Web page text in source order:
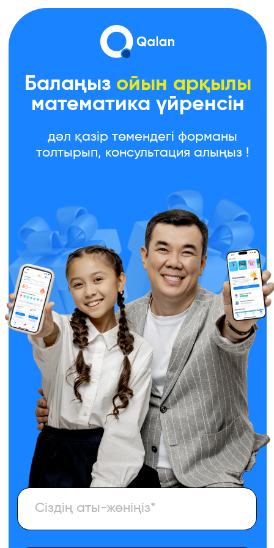
ойын арқылы
математика үйренсін
КОНСУЛЬТАЦИЯ АЛАМЫН
Сыйлыққа 1 ай
🎁
дәл қазір төмендегі форманы
толтырып, консультация алыңыз !